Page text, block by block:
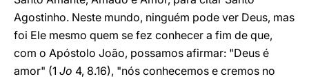
Agostinho. Neste mundo, ninguém pode ver Deus, mas
foi Ele mesmo quem se fez conhecer a fim de que,
com o Apóstolo João, possamos afirmar: "Deus é
amor" (1 Jo 4, 8.16), "nós conhecemos e cremos no